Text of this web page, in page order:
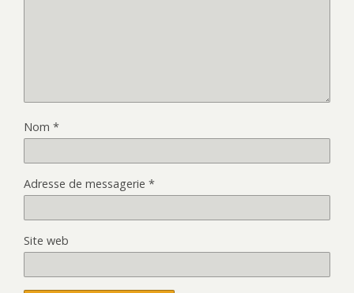
Nom *
Adresse de messagerie *
Site web